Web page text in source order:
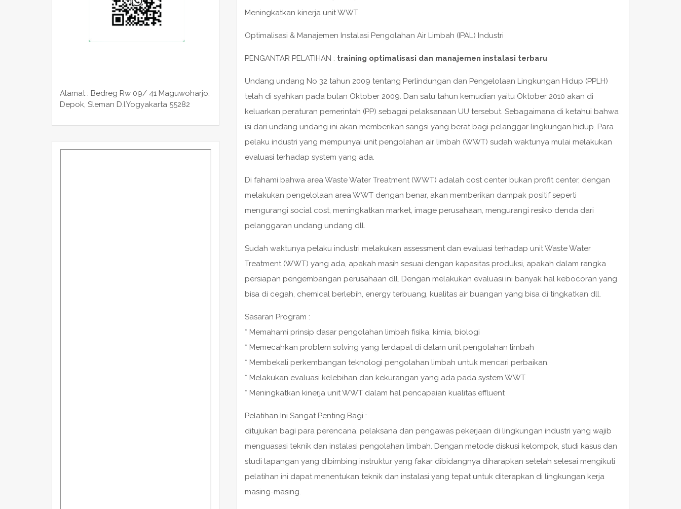
Meningkatkan kinerja unit WWT
Optimalisasi & Manajemen Instalasi Pengolahan Air Limbah (IPAL) Industri
PENGANTAR PELATIHAN : training optimalisasi dan manajemen instalasi terbaru
Undang undang No 32 tahun 2009 tentang Perlindungan dan Pengelolaan Lingkungan Hidup (PPLH)
telah di syahkan pada bulan Oktober 2009. Dan satu tahun kemudian yaitu Oktober 2010 akan di
keluarkan peraturan pemerintah (PP) sebagai pelaksanaan UU tersebut. Sebagaimana di ketahui bahwa
isi dari undang undang ini akan memberikan sangsi yang berat bagi pelanggar lingkungan hidup. Para
pelaku industri yang mempunyai unit pengolahan air limbah (WWT) sudah waktunya mulai melakukan
evaluasi terhadap system yang ada.
Di fahami bahwa area Waste Water Treatment (WWT) adalah cost center bukan profit center, dengan
melakukan pengelolaan area WWT dengan benar, akan memberikan dampak positif seperti
mengurangi social cost, meningkatkan market, image perusahaan, mengurangi resiko denda dari
pelanggaran undang undang dll.
Sudah waktunya pelaku industri melakukan assessment dan evaluasi terhadap unit Waste Water
Treatment (WWT) yang ada, apakah masih sesuai dengan kapasitas produksi, apakah dalam rangka
persiapan pengembangan perusahaan dll. Dengan melakukan evaluasi ini banyak hal kebocoran yang
bisa di cegah, chemical berlebih, energy terbuang, kualitas air buangan yang bisa di tingkatkan dll.
Sasaran Program :
* Memahami prinsip dasar pengolahan limbah fisika, kimia, biologi
* Memecahkan problem solving yang terdapat di dalam unit pengolahan limbah
* Membekali perkembangan teknologi pengolahan limbah untuk mencari perbaikan.
* Melakukan evaluasi kelebihan dan kekurangan yang ada pada system WWT
* Meningkatkan kinerja unit WWT dalam hal pencapaian kualitas effluent
Pelatihan Ini Sangat Penting Bagi :
ditujukan bagi para perencana, pelaksana dan pengawas pekerjaan di lingkungan industri yang wajib
menguasasi teknik dan instalasi pengolahan limbah. Dengan metode diskusi kelompok, studi kasus dan
studi lapangan yang dibimbing instruktur yang fakar dibidangnya diharapkan setelah selesai mengikuti
pelatihan ini dapat menentukan teknik dan instalasi yang tepat untuk diterapkan di lingkungan kerja
masing-masing.
Alamat : Bedreg Rw 09/ 41 Maguwoharjo,
Depok, Sleman D.I.Yogyakarta 55282